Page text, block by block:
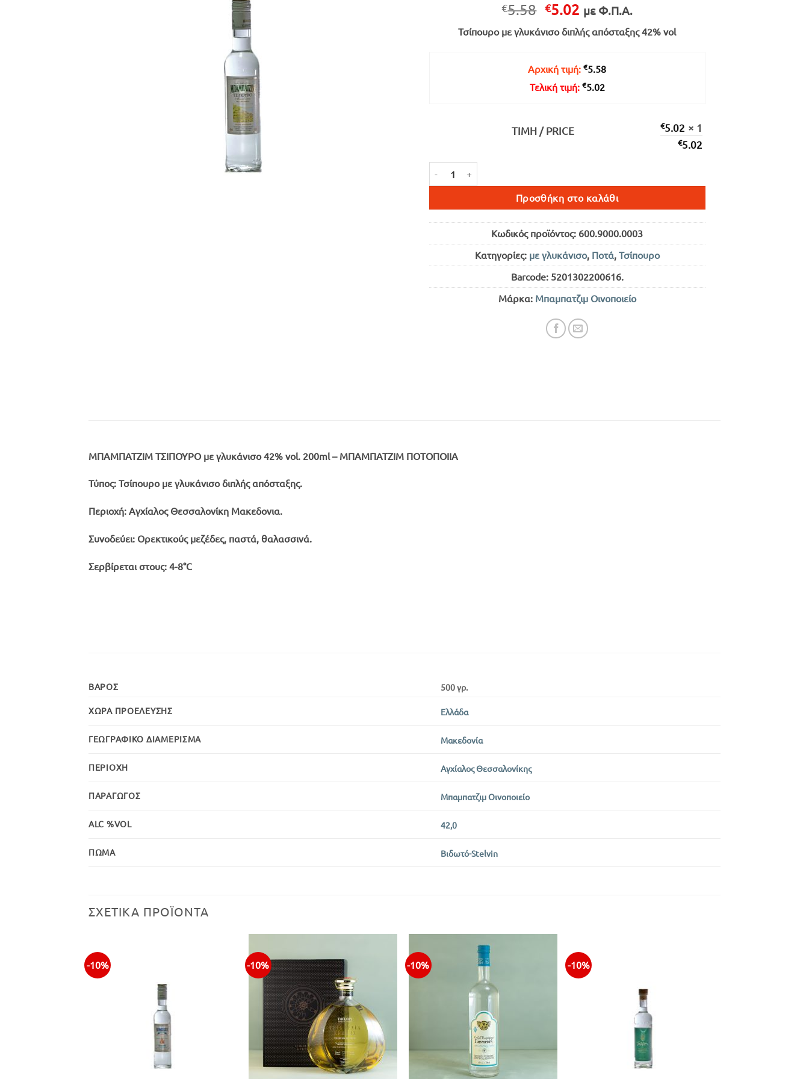
€5.58 Original
price
was:
€5.02Η
τρέχουσα
τιμή
€5.02.
με Φ.Π.Α.
Τσίπουρο με γλυκάνισο διπλής απόσταξης 42% vol
Αρχική τιμή: €5.58
Τελική τιμή: €5.02
ΤΙΜΉ / PRICE €5.02 × 1
€5.02
Προσθήκη στο καλάθι
Κωδικός προϊόντος: 600.9000.0003
Κατηγορίες: με γλυκάνισο, Ποτά, Τσίπουρο
Barcode: 5201302200616.
Μάρκα: Μπαμπατζιμ Οινοποιείο
ΜΠΑΜΠΑΤΖΙΜ ΤΣΙΠΟΥΡΟ με γλυκάνισο 42% vol. 200ml – ΜΠΑΜΠΑΤΖΙΜ ΠΟΤΟΠΟΙΙΑ
Τύπος: Τσίπουρο με γλυκάνισο διπλής απόσταξης.
Περιοχή: Αγχίαλος Θεσσαλονίκη Μακεδονια.
Συνοδεύει: Ορεκτικούς μεζέδες, παστά, θαλασσινά.
Σερβίρεται στους: 4-8°C
ΒΆΡΟΣ 500 γρ.
ΧΏΡΑ ΠΡΟΈΛΕΥΣΗΣ Ελλάδα
ΓΕΩΓΡΑΦΙΚΌ ΔΙΑΜΈΡΙΣΜΑ Μακεδονία
ΠΕΡΙΟΧΉ Αγχίαλος Θεσσαλονίκης
ΠΑΡΑΓΩΓΌΣ Μπαμπατζιμ Οινοποιείο
ALC %VOL 42,0
ΠΏΜΑ Βιδωτό-Stelvin
ΣΧΕΤΙΚΆ ΠΡΟΪΌΝΤΑ
-10% -10% -10% -10%